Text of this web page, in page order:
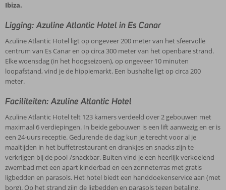
Ibiza.
Ligging: Azuline Atlantic Hotel in Es Canar
Azuline Atlantic Hotel ligt op ongeveer 200 meter van het sfeervolle
centrum van Es Canar en op circa 300 meter van het openbare strand.
Elke woensdag (in het hoogseizoen), op ongeveer 10 minuten
loopafstand, vind je de hippiemarkt. Een bushalte ligt op circa 200
meter.
Faciliteiten: Azuline Atlantic Hotel
Azuline Atlantic Hotel telt 123 kamers verdeeld over 2 gebouwen met
maximaal 6 verdiepingen. In beide gebouwen is een lift aanwezig en er is
een 24-uurs receptie. Gedurende de dag kun je terecht voor al je
maaltijden in het buffetrestaurant en drankjes en snacks zijn te
verkrijgen bij de pool-/snackbar. Buiten vind je een heerlijk verkoelend
zwembad met een apart kinderbad en een zonneterras met gratis
ligbedden en parasols. Het hotel biedt een handdoekenservice aan (met
borg). Op het strand zijn de ligbedden en parasols tegen betaling.